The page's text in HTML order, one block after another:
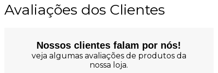
Avaliações dos Clientes
Nossos clientes falam por nós!
veja algumas avaliações de produtos da
nossa loja.